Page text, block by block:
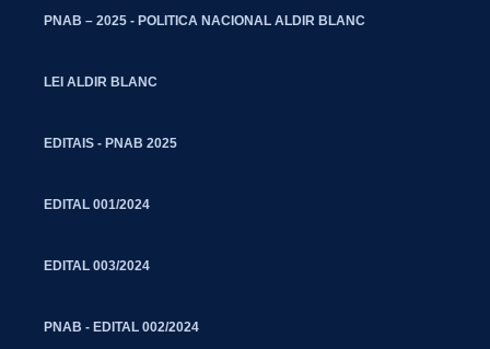
PNAB – 2025 - POLITICA NACIONAL ALDIR BLANC
LEI ALDIR BLANC
EDITAIS - PNAB 2025
EDITAL 001/2024
EDITAL 003/2024
PNAB - EDITAL 002/2024